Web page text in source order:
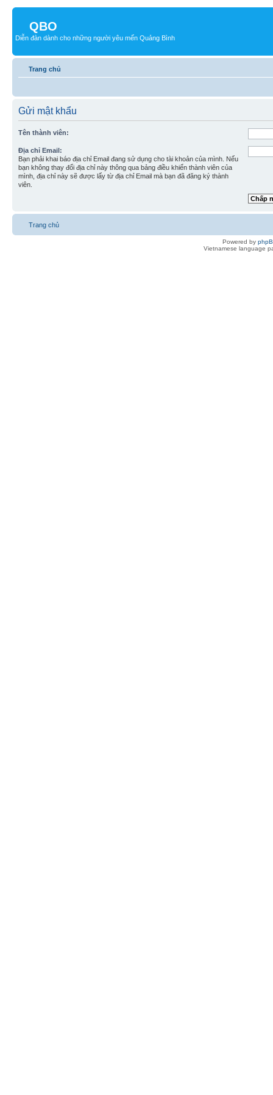
QBO
Diễn đàn dành cho những người yêu mến Quảng Bình
Trang chủ
Gửi mật khẩu
Tên thành viên:
Địa chỉ Email:
Bạn phải khai báo địa chỉ Email đang sử dụng cho tài khoản của mình. Nếu
bạn không thay đổi địa chỉ này thông qua bảng điều khiển thành viên của
mình, địa chỉ này sẽ được lấy từ địa chỉ Email mà bạn đã đăng ký thành
viên.
Trang chủ
Powered by
Vietnamese language